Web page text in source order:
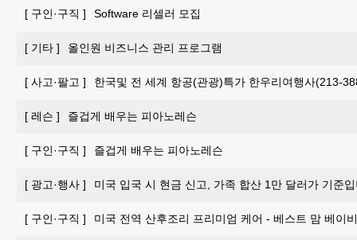
[ 구인·구직 ] Software 리셀러 모집
[ 기타 ] 올인원 비즈니스 관리 프로그램
[ 사고·팔고 ] 한국및 전 세계 항공(관광)특가 한우리여행사(213-
[ 레슨 ] 즐겁게 배우는 피아노레슨
[ 구인·구직 ] 즐겁게 배우는 피아노레슨
[ 광고·행사 ] 미국 입국 시 현금 신고, 가족 합산 1만 달러가 기준
[ 구인·구직 ] 미국 전역 산후조리 프리미엄 케어 - 베스트 맘 베이